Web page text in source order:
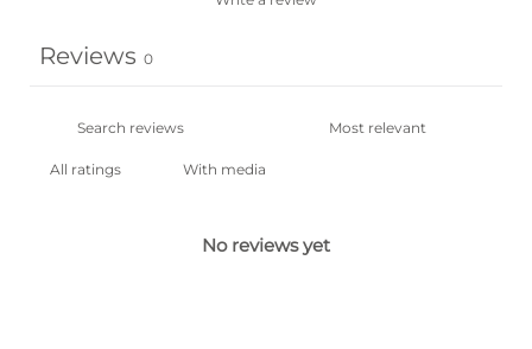
Reviews 0
With media
No reviews yet